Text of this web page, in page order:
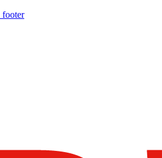
footer